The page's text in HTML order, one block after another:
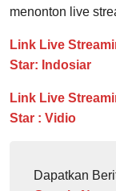
menonton live
Link Live
Star: Indosiar
Link Live
Star : Vidio
Dapatkan